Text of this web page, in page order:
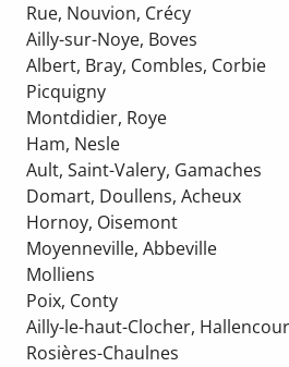
Rue, Nouvion, Crécy
Ailly-sur-Noye, Boves
Albert, Bray, Combles, Corbie
Picquigny
Montdidier, Roye
Ham, Nesle
Ault, Saint-Valery, Gamaches
Domart, Doullens, Acheux
Hornoy, Oisemont
Moyenneville, Abbeville
Molliens
Poix, Conty
Ailly-le-haut-Clocher,
Rosières-Chaulnes